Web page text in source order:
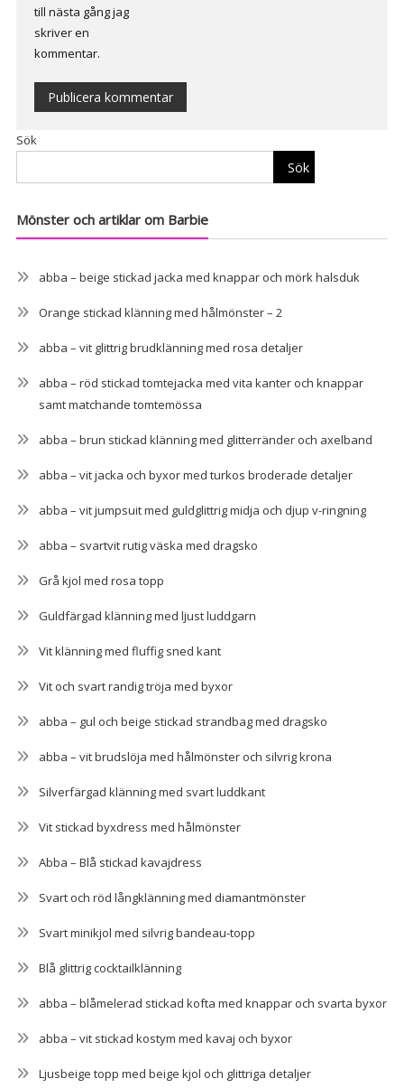
till nästa gång jag
skriver en
kommentar.
Sök
Sök
Mönster och artiklar om Barbie
abba – beige stickad jacka med knappar och mörk halsduk
Orange stickad klänning med hålmönster – 2
abba – vit glittrig brudklänning med rosa detaljer
abba – röd stickad tomtejacka med vita kanter och knappar
samt matchande tomtemössa
abba – brun stickad klänning med glitterränder och axelband
abba – vit jacka och byxor med turkos broderade detaljer
abba – vit jumpsuit med guldglittrig midja och djup v-ringning
abba – svartvit rutig väska med dragsko
Grå kjol med rosa topp
Guldfärgad klänning med ljust luddgarn
Vit klänning med fluffig sned kant
Vit och svart randig tröja med byxor
abba – gul och beige stickad strandbag med dragsko
abba – vit brudslöja med hålmönster och silvrig krona
Silverfärgad klänning med svart luddkant
Vit stickad byxdress med hålmönster
Abba – Blå stickad kavajdress
Svart och röd långklänning med diamantmönster
Svart minikjol med silvrig bandeau-topp
Blå glittrig cocktailklänning
abba – blåmelerad stickad kofta med knappar och svarta byxor
abba – vit stickad kostym med kavaj och byxor
Ljusbeige topp med beige kjol och glittriga detaljer